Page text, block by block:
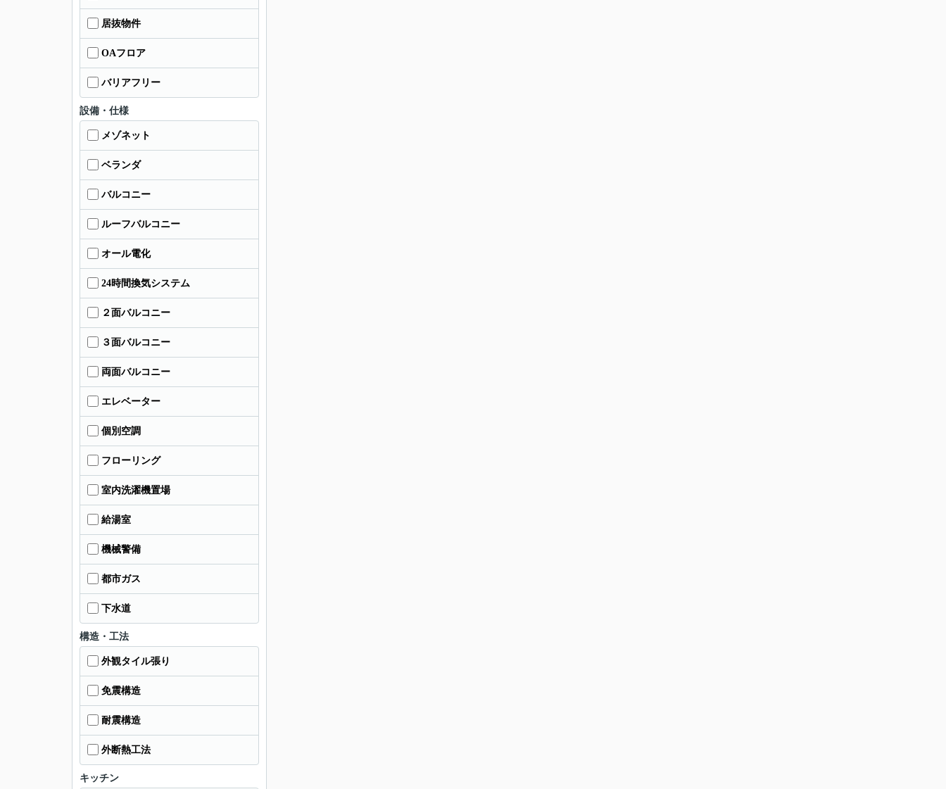
居抜物件
OAフロア
バリアフリー
設備・仕様
メゾネット
ベランダ
バルコニー
ルーフバルコニー
オール電化
24時間換気システム
２面バルコニー
３面バルコニー
両面バルコニー
エレベーター
個別空調
フローリング
室内洗濯機置場
給湯室
機械警備
都市ガス
下水道
構造・工法
外観タイル張り
免震構造
耐震構造
外断熱工法
キッチン